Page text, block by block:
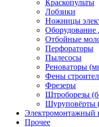
Краскопульты
Лобзики
Ножницы
Оборудование
Отбойные
Перфораторы
Пылесосы
Реноваторы
Фены
Фрезеры
Штроборезы
Шуруповёрты
Электромонтажный
Прочее